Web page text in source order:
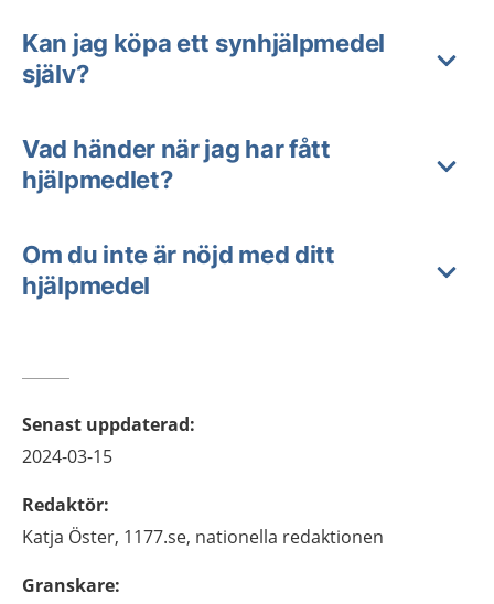
Kan jag köpa ett synhjälpmedel
själv?
Vad händer när jag har fått
hjälpmedlet?
Om du inte är nöjd med ditt
hjälpmedel
Senast uppdaterad:
2024-03-15
Redaktör:
Katja Öster, 1177.se, nationella redaktionen
Granskare: